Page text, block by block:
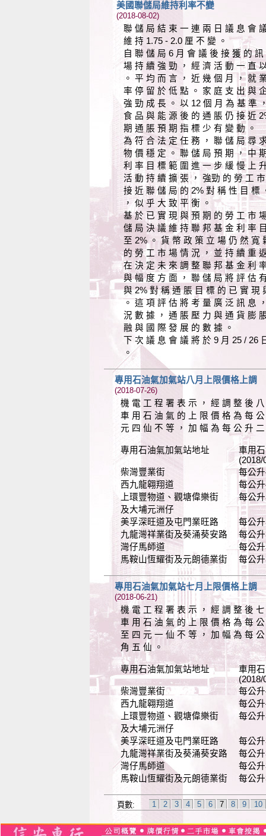
美國聯儲局維持利率不變
(2018-08-02)
聯 儲 局 結 束 一 連 兩 日 議 息 會
維 持 1.75 - 2.0 厘 不 變 。
自 聯 儲 局 6 月 會 議 後 接 獲 的
場 持 續 強 勁 ， 經 濟 活 動 一 直
。 平 均 而 言 ， 近 幾 個 月 ， 就
率 停 留 於 低 點 。 家 庭 支 出 與
強 勁 成 長 。 以 12 個 月 為 基 準
食 品 與 能 源 後 的 通 脹 仍 接 近
期 通 脹 預 期 指 標 少 有 變 動 。
為 符 合 法 定 任 務 ， 聯 儲 局 尋
物 價 穩 定 。 聯 儲 局 預 期 ， 中
利 率 目 標 範 圍 進 一 步 緩 慢 上
活 動 持 續 擴 張 ， 強勁 的 勞 工
接 近 聯 儲 局 的 2% 對 稱 性 目 標
， 似 乎 大 致 平 衡 。
基 於 已 實 現 與 預 期 的 勞 工 市
儲 局 決 議 維 持 聯 邦 基 金 利 率
至 2% 。 貨 幣 政 策 立 場 仍 然 寬
的 勞 工 市 場 情 況 ， 並 持 續 重
在 決 定 未 來 調 整 聯 邦 基 金 利
與 幅 度 方 面 ， 聯 儲 局 將 評 估
與 2% 對 稱 通 脹 目 標 的 已 實 現
。 這 項 評 估 將 考 量 廣 泛 訊 息
況 數 據 ， 通 脹 壓 力 與 通 貨 膨
融 與 國 際 發 展 的 數 據 。
下 次 議 息 會 議 將 於 9 月 25 / 26
。
專用石油氣加氣站八月上限價格上調
(2018-07-26)
機 電 工 程 署 表 示 ， 經 調 整 後
車 用 石 油 氣 的 上 限 價 格 為 每
元 四 仙 不 等 ， 加 幅 為 每 公 升
專用石油氣加氣站地址 車用石
(2018/08/01-
柴灣豐業街 每公升4.04
西九龍翱翔道 每公升4.04
上環豐物道、觀塘偉樂街 每公升
及大埔元洲仔
美孚深旺道及屯門業旺路 每公升
九龍灣祥業街及葵涌葵安路 每公升
灣仔馬師道 每公升3.71
馬鞍山恆耀街及元朗德業街 每公升
專用石油氣加氣站七月上限價格上調
(2018-06-21)
機 電 工 程 署 表 示 ， 經 調 整 後
車 用 石 油 氣 的 上 限 價 格 為 每
至 四 元 一 仙 不 等 ， 加 幅 為 每
角 五 仙 。
專用石油氣加氣站地址 車用石
(2018/07/01-
柴灣豐業街 每公升4.01
西九龍翱翔道 每公升4.01
上環豐物道、觀塘偉樂街 每公升
及大埔元洲仔
美孚深旺道及屯門業旺路 每公升
九龍灣祥業街及葵涌葵安路 每公升
灣仔馬師道 每公升3.68
馬鞍山恆耀街及元朗德業街 每公升
頁數: 1 2 3 4 5 6 7 8 9 10